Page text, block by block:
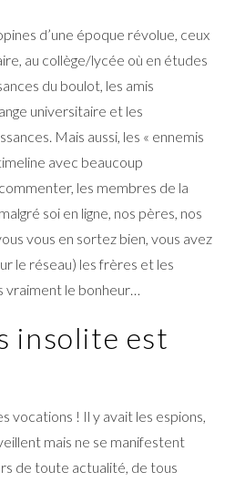
d’une époque révolue, ceux
au collège/lycée où en études
du boulot, les amis
universitaire et les
Mais aussi, les « ennemis
avec beaucoup
les membres de la
soi en ligne, nos pères, nos
vous en sortez bien, vous avez
le réseau) les frères et les
vraiment le bonheur…
insolite est
vocations ! Il y avait les espions,
mais ne se manifestent
de toute actualité, de tous